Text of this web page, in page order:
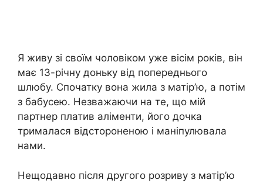
Я живу зі своїм чоловіком уже вісім років, він
має 13-річну доньку від попереднього
шлюбу. Спочатку вона жила з матір’ю, а потім
з бабусею. Незважаючи на те, що мій
партнер платив аліменти, його дочка
трималася відстороненою і маніпулювала
нами.
Нещодавно після другого розриву з матір’ю